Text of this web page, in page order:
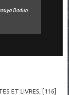
Badun
ET LIVRES,
[116]